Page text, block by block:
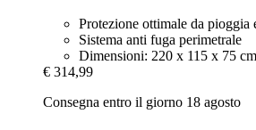
Protezione ottimale da pioggia
Sistema anti fuga perimetrale
Dimensioni: 220 x 115 x 75 cm
€ 314,99
Consegna entro il giorno 18 agosto